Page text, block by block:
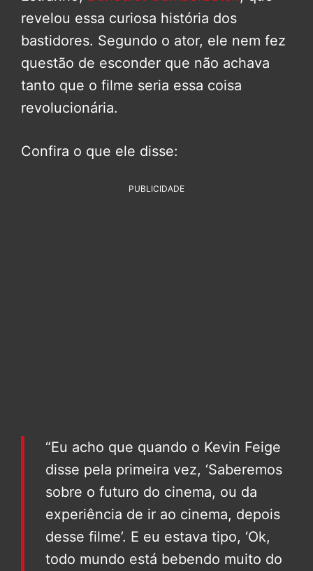
revelou essa curiosa história dos
bastidores. Segundo o ator, ele nem fez
questão de esconder que não achava
tanto que o filme seria essa coisa
revolucionária.
Confira o que ele disse:
PUBLICIDADE
“Eu acho que quando o Kevin Feige
disse pela primeira vez, ‘Saberemos
sobre o futuro do cinema, ou da
experiência de ir ao cinema, depois
desse filme’. E eu estava tipo, ‘Ok,
todo mundo está bebendo muito do